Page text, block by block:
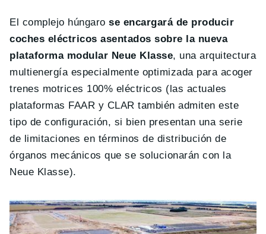
El complejo húngaro se encargará de producir
coches eléctricos asentados sobre la nueva
plataforma modular Neue Klasse, una arquitectura
multienergía especialmente optimizada para acoger
trenes motrices 100% eléctricos (las actuales
plataformas FAAR y CLAR también admiten este
tipo de configuración, si bien presentan una serie
de limitaciones en términos de distribución de
órganos mecánicos que se solucionarán con la
Neue Klasse).